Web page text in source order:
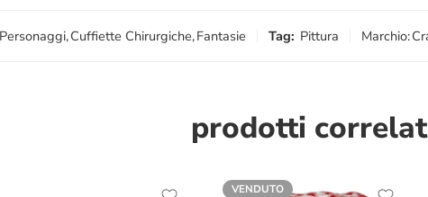
,Cuffiette Chirurgiche,Fantasie Tag: Pittura Marchio:
prodotti
VENDUTO